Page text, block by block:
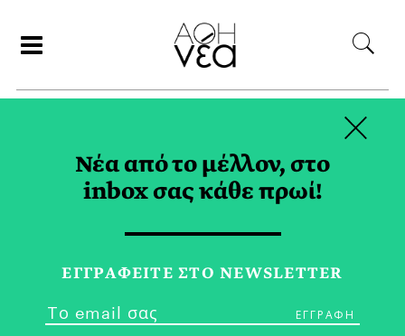
ΕΡΓΑ ΤΕΧΝΗΣ TAG
Νέα από το μέλλον, στο
inbox σας κάθε πρωί!
ΕΓΓPΑΦΕΙΤΕ ΣΤΟ NEWSLETTER
×